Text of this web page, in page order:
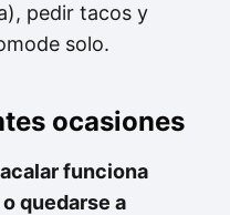
pedir tacos y
solo.
ocasiones
funciona
quedarse a